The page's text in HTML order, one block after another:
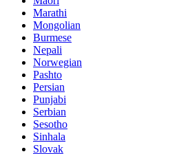
Marathi
Mongolian
Burmese
Nepali
Norwegian
Pashto
Persian
Punjabi
Serbian
Sesotho
Sinhala
Slovak